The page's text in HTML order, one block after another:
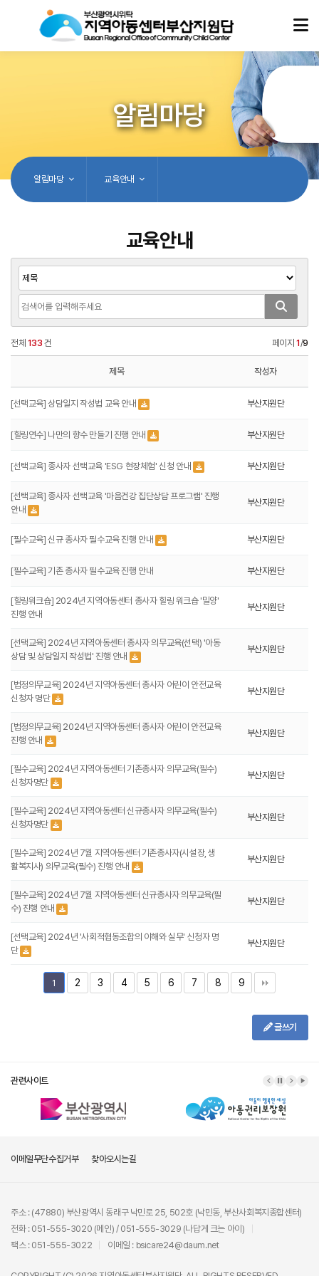
알림마당
알림마당 교육안내
교육안내
전체 133 건 페이지1/9
제목 작성자
[선택교육] 상담일지 작성법 교육 안내 부산지원단
[힐링연수] 나만의 향수 만들기 진행 안내 부산지원단
[선택교육] 종사자 선택교육 'ESG 현장체험' 신청 안내 부산지원단
[선택교육] 종사자 선택교육 '마음건강 집단상담 프로그램' 진행
안내
부산지원단
[필수교육] 신규 종사자 필수교육 진행 안내 부산지원단
[필수교육] 기존 종사자 필수교육 진행 안내 부산지원단
[힐링워크숍] 2024년 지역아동센터 종사자 힐링 워크숍 '밀양'
진행 안내
부산지원단
[선택교육] 2024년 지역아동센터 종사자 의무교육(선택) '아동
상담 및 상담일지 작성법' 진행 안내
부산지원단
[법정의무교육] 2024년 지역아동센터 종사자 어린이 안전교육
신청자 명단
부산지원단
[법정의무교육] 2024년 지역아동센터 종사자 어린이 안전교육
진행 안내
부산지원단
[필수교육] 2024년 지역아동센터 기존종사자 의무교육(필수)
신청자명단
부산지원단
[필수교육] 2024년 지역아동센터 신규종사자 의무교육(필수)
신청자명단
부산지원단
[필수교육] 2024년 7월 지역아동센터 기존종사자(시설장, 생
활복지사) 의무교육(필수) 진행 안내
부산지원단
[필수교육] 2024년 7월 지역아동센터 신규종사자 의무교육(필
수) 진행 안내
부산지원단
[선택교육] 2024년 '사회적협동조합의 이해와 실무' 신청자 명
단
부산지원단
1 2 3 4 5 6 7 8 9
글쓰기
관련사이트
이메일무단수집거부 찾아오시는길
주소 : (47880) 부산광역시 동래구 낙민로 25, 502호 (낙민동, 부산사회복지종합센터)
전화 : 051-555-3020 (메인) / 051-555-3029 (나답게 크는 아이)
팩스 : 051-555-3022
이메일 : bsicare24@daum.net